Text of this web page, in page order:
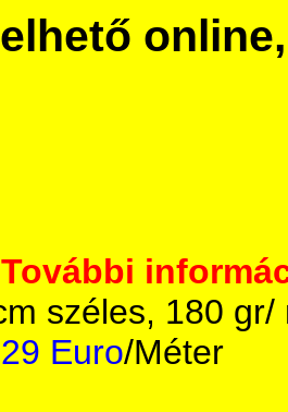
További
széles, 180 gr/
Euro/Méter